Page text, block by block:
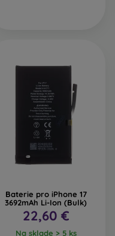
Baterie pro iPhone 17
3692mAh Li-Ion (Bulk)
22,60 €
Na sklade > 5 ks